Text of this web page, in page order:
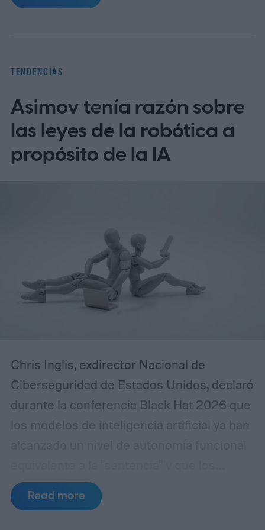
basado en Epic), así como apps populares
TENDENCIAS
Asimov tenía razón sobre
las leyes de la robótica a
propósito de la IA
Chris Inglis, exdirector Nacional de
Ciberseguridad de Estados Unidos, declaró
durante la conferencia Black Hat 2026 que
los modelos de inteligencia artificial ya han
desarrolladores deben adoptar
urgentemente las tres leyes de la robótica
Read more